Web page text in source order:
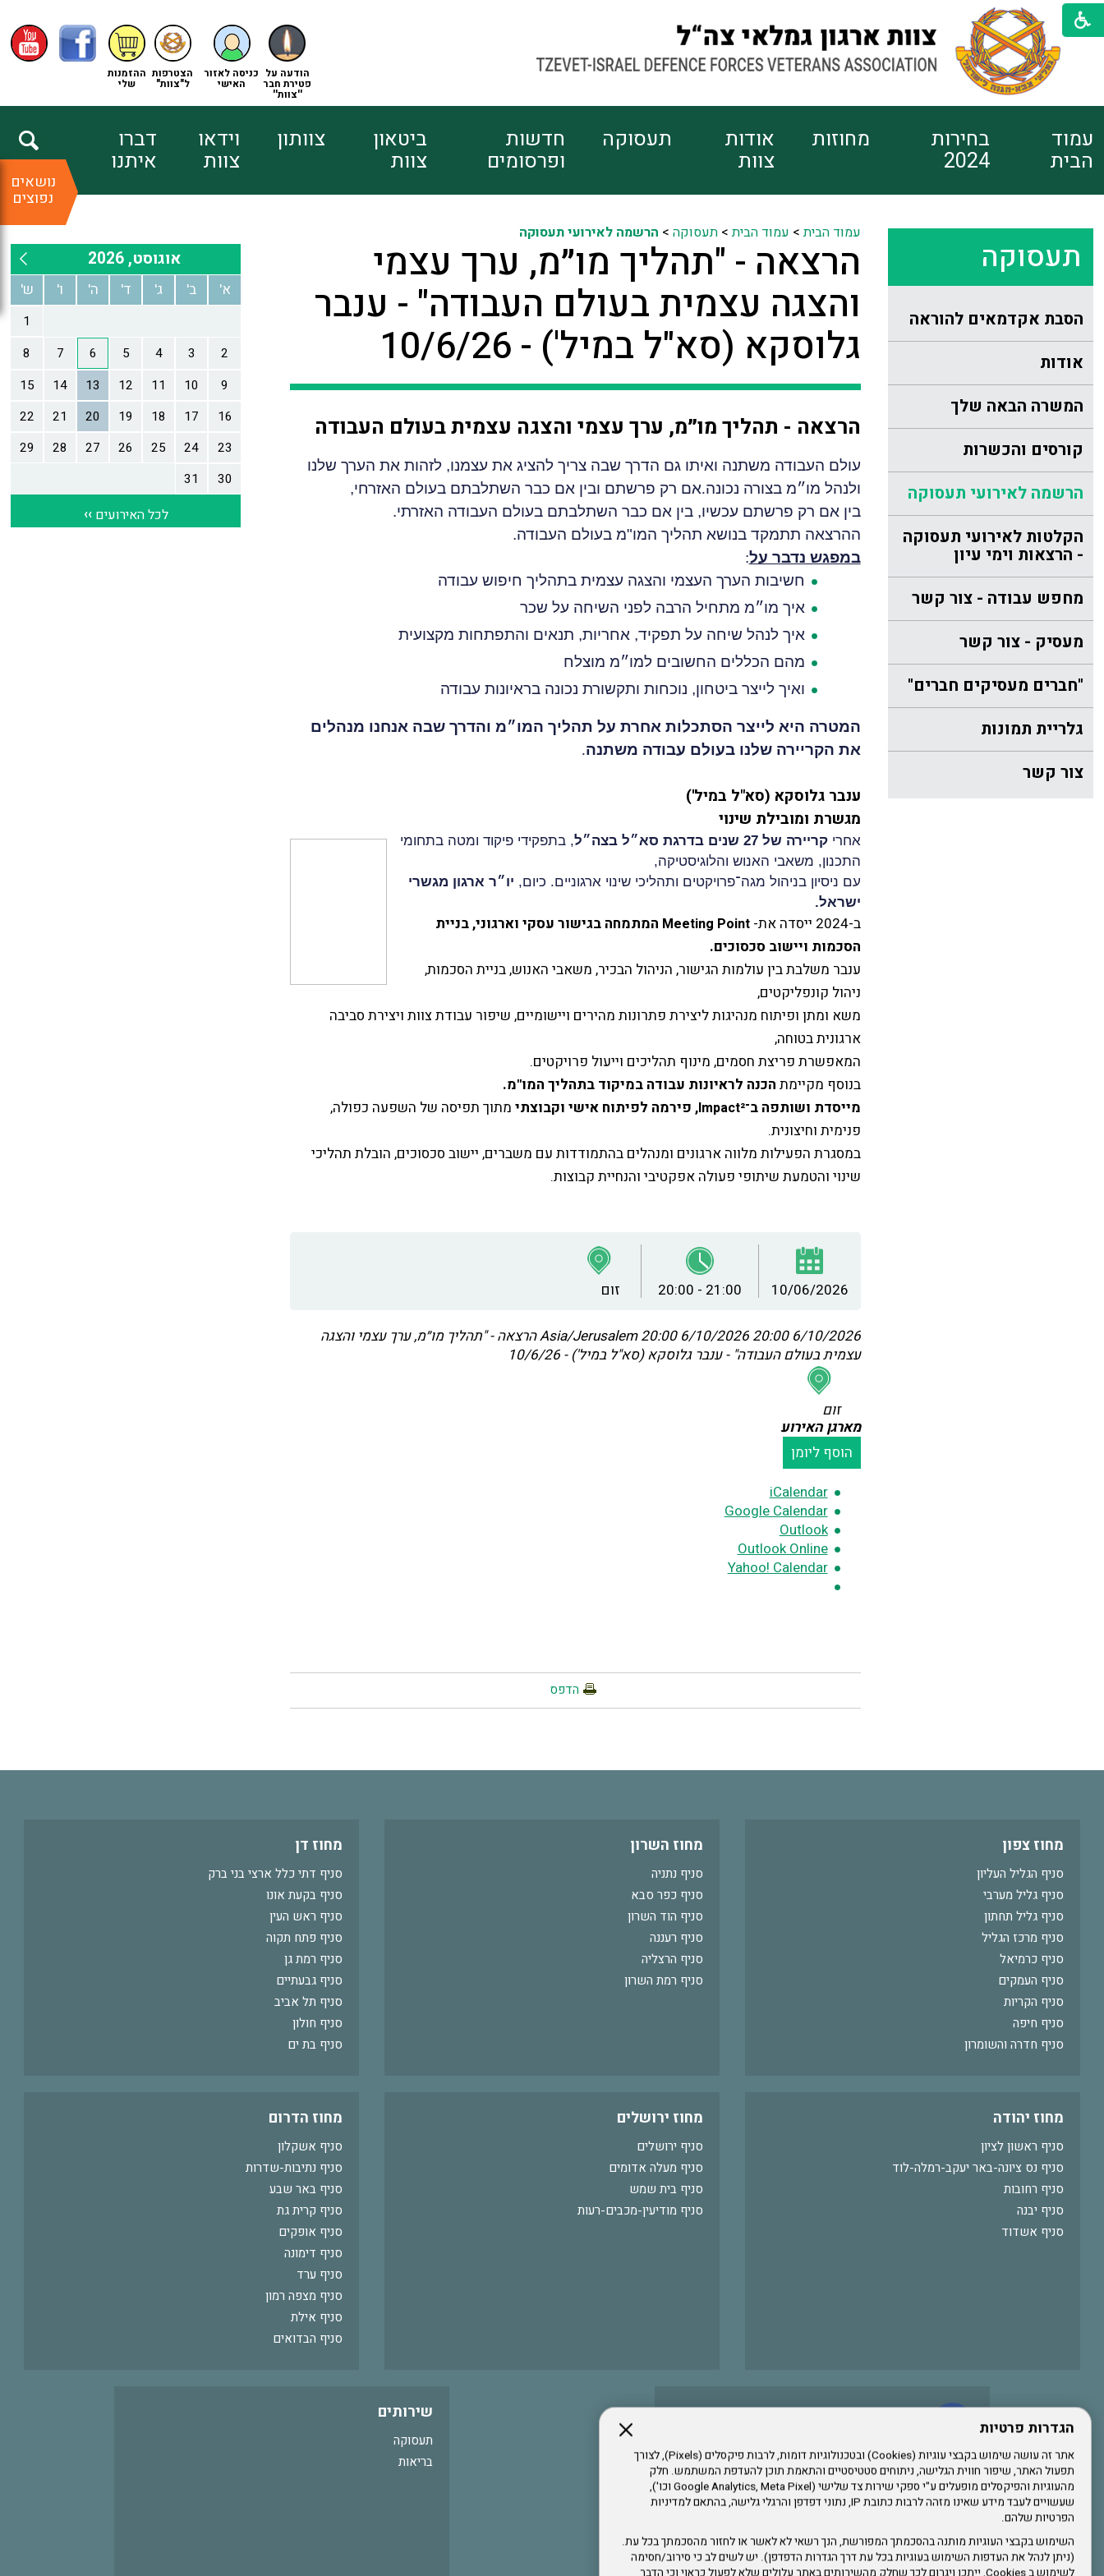
הגדרות פרטיות
אתר זה עושה שימוש בקבצי עוגיות (Cookies) ובטכנולוגיות דומות, לרבות פיקסלים (Pixels), לצורך
תפעול האתר, שיפור חווית הגלישה, ניתוחים סטטיסטיים והתאמת תוכן להעדפת המשתמש. חלק
מהעוגיות והפיקסלים מופעלים ע"י ספקי שירות צד שלישי (Google Analytics, Meta Pixel וכו'),
שעשויים לעבד מידע שאינו מזהה לרבות כתובת IP, נתוני דפדפן והרגלי גלישה, בהתאם למדיניות
הפרטיות שלהם.
השימוש בקבצי העוגיות מותנה בהסכמתך המפורשת, הנך רשאי לא לאשר או לחזור מהסכמתך בכל עת.
(ניתן לנהל את העדפות השימוש בעוגיות בכל עת דרך הגדרות הדפדפן). יש לשים לב כי סירוב/חסימה
לשימוש ב Cookies, ייתכן ויגרום לכך שחלק מהשירותים באתר עלולים שלא לפעול כראוי וכי הדבר
ההזמנות
שלי
הצטרפות
ל"צוות"
כניסה לאזור
האישי
הודעה על
פטירת חבר
''צוות''
עמוד
הבית
בחירות
2024
מחוזות אודות
צוות
תעסוקה חדשות
ופרסומים
ביטאון
צוות
צוותון וידאו
צוות
דברו
איתנו
נושאים
נפוצים
תעסוקה
הסבת אקדמאים להוראה
אודות
המשרה הבאה שלך
קורסים והכשרות
הרשמה לאירועי תעסוקה
הקלטות לאירועי תעסוקה
- הרצאות וימי עיון
מחפש עבודה - צור קשר
מעסיק - צור קשר
"חברים מעסיקים חברים"
גלריית תמונות
צור קשר
עמוד הבית> עמוד הבית>תעסוקה > הרשמה לאירועי תעסוקה
הרצאה - "תהליך מו״מ, ערך עצמי
והצגה עצמית בעולם העבודה" - ענבר
גלוסקא (סא"ל במיל') - 10/6/26
הרצאה - תהליך מו״מ, ערך עצמי והצגה עצמית בעולם העבודה
עולם העבודה משתנה ואיתו גם הדרך שבה צריך להציג את עצמנו, לזהות את הערך שלנו
ולנהל מו״מ בצורה נכונה.אם רק פרשתם ובין אם כבר השתלבתם בעולם האזרחי,
בין אם רק פרשתם עכשיו, בין אם כבר השתלבתם בעולם העבודה האזרתי.
ההרצאה תתמקד בנושא תהליך המו"מ בעולם העבודה.
במפגש נדבר על:
חשיבות הערך העצמי והצגה עצמית בתהליך חיפוש עבודה
איך מו״מ מתחיל הרבה לפני השיחה על שכר
איך לנהל שיחה על תפקיד, אחריות, תנאים והתפתחות מקצועית
מהם הכללים החשובים למו״מ מוצלח
ואיך לייצר ביטחון, נוכחות ותקשורת נכונה בראיונות עבודה
המטרה היא לייצר הסתכלות אחרת על תהליך המו״מ והדרך שבה אנחנו מנהלים
את הקריירה שלנו בעולם עבודה משתנה.
ענבר גלוסקא (סא"ל במיל')
מגשרת ומובילת שינוי
אחריקריירה של 27 שנים בדרגת סא״ל בצה״ל
, בתפקידי פיקוד ומטה בתחומי
התכנון, משאבי האנוש והלוגיסטיקה,
עם ניסיון בניהול מגה־פרויקטים ותהליכי שינוי ארגוניים. כיום, יו״ר ארגון מגשרי
ישראל.
ב-2024 ייסדה את- Meeting Point המתמחה בגישור עסקי וארגוני, בניית
הסכמות ויישוב סכסוכים.
ענבר משלבת בין עולמות הגישור, הניהול הבכיר, משאבי האנוש, בניית הסכמות,
ניהול קונפליקטים,
משא ומתן ופיתוח מנהיגות ליצירת פתרונות מהירים ויישומיים, שיפור עבודת צוות ויצירת סביבה
ארגונית בטוחה,
המאפשרת פריצת חסמים, מינוף תהליכים וייעול פרויקטים.
בנוסף מקיימת הכנה לראיונות עבודה במיקוד בתהליך המו"מ.
מייסדת ושותפה ב־Impact², פירמה לפיתוח אישי וקבוצתי מתוך תפיסה של השפעה כפולה,
פנימית וחיצונית.
במסגרת הפעילות מלווה ארגונים ומנהלים בהתמודדות עם משברים, יישוב סכסוכים, הובלת תהליכי
שינוי והטמעת שיתופי פעולה אפקטיבי והנחיית קבוצות.
10/06/2026
20:00 - 21:00 זום
6/10/2026 20:00
6/10/2026 20:00
Asia/Jerusalemהרצאה - "תהליך מו״מ, ערך עצמי והצגה
עצמית בעולם העבודה" - ענבר גלוסקא (סא"ל במיל') - 10/6/26
זום
מארגן האירוע
הוסף ליומן
iCalendar
Google Calendar
Outlook
Outlook Online
Yahoo! Calendar
הדפס
מחוז צפון
סניף הגליל העליון
סניף גליל מערבי
סניף גליל תחתון
סניף מרכז הגליל
סניף כרמיאל
סניף העמקים
סניף הקריות
סניף חיפה
סניף חדרה והשומרון
מחוז השרון
סניף נתניה
סניף כפר סבא
סניף הוד השרון
סניף רעננה
סניף הרצליה
סניף רמת השרון
מחוז דן
סניף דתי כלל ארצי בני ברק
סניף בקעת אונו
סניף ראש העין
סניף פתח תקוה
סניף רמת גן
סניף גבעתיים
סניף תל אביב
סניף חולון
סניף בת ים
מחוז יהודה
סניף ראשון לציון
סניף נס ציונה-באר יעקב-רמלה-לוד
סניף רחובות
סניף יבנה
סניף אשדוד
מחוז ירושלים
סניף ירושלים
סניף מעלה אדומים
סניף בית שמש
סניף מודיעין-מכבים-רעות
מחוז הדרום
סניף אשקלון
סניף נתיבות-שדרות
סניף באר שבע
סניף קרית גת
סניף אופקים
סניף דימונה
סניף ערד
סניף מצפה רמון
סניף אילת
סניף הבדואים
הרשמו לערוץ היוטיוב שלנו
אתר צה"ל
שירותים
תעסוקה
בריאות